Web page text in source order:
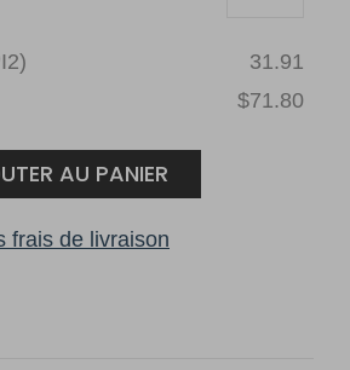
31.91
$71.80
AU PANIER
frais de livraison